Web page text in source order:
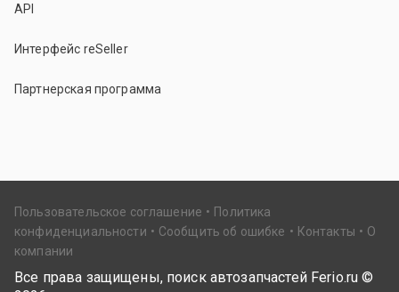
API
Интерфейс reSeller
Партнерская программа
Пользовательское соглашение
Политика
конфиденциальности
Сообщить об ошибке Контакты
О
компании
Все права защищены, поиск автозапчастей Ferio.ru ©